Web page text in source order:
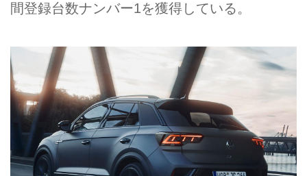
間登録台数ナンバー1を獲得している。